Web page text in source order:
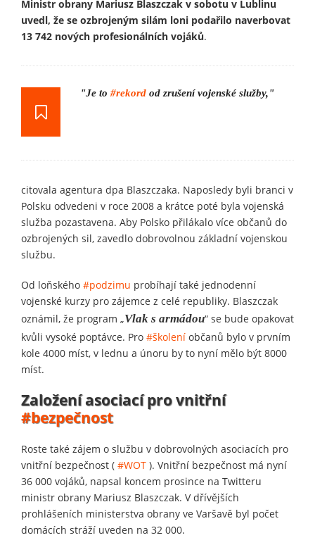
Ministr obrany Mariusz Blaszczak v sobotu v Lublinu
uvedl, že se ozbrojeným silám loni podařilo naverbovat
13 742 nových profesionálních vojáků.
"Je to #rekord od zrušení vojenské služby,"
citovala agentura dpa Blaszczaka. Naposledy byli branci v
Polsku odvedeni v roce 2008 a krátce poté byla vojenská
služba pozastavena. Aby Polsko přilákalo více občanů do
ozbrojených sil, zavedlo dobrovolnou základní vojenskou
službu.
Od loňského #podzimu probíhají také jednodenní
vojenské kurzy pro zájemce z celé republiky. Blaszczak
oznámil, že program „Vlak s armádou“ se bude opakovat
kvůli vysoké poptávce. Pro #školení občanů bylo v prvním
kole 4000 míst, v lednu a únoru by to nyní mělo být 8000
míst.
Založení asociací pro vnitřní
#bezpečnost
Roste také zájem o službu v dobrovolných asociacích pro
vnitřní bezpečnost ( #WOT ). Vnitřní bezpečnost má nyní
36 000 vojáků, napsal koncem prosince na Twitteru
ministr obrany Mariusz Blaszczak. V dřívějších
prohlášeních ministerstva obrany ve Varšavě byl počet
domácích stráží uveden na 32 000.